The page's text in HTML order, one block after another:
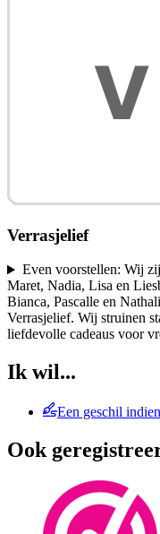
Verrasjelief
Even voorstellen: Wij
Maret, Nadia, Lisa en
Bianca, Pascalle en
Verrasjelief. Wij struinen
liefdevolle cadeaus voor
Ik wil...
Een geschil
Ook